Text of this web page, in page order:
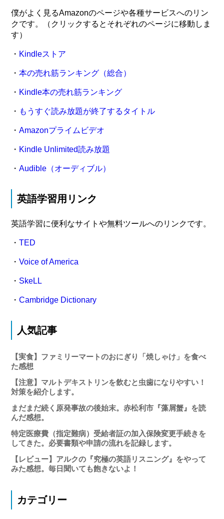
僕がよく見るAmazonのページや各種サービスへのリン
クです。（クリックするとそれぞれのページに移動しま
す）
・ Kindleストア
・本の売れ筋ランキング（総合）
・ Kindle本の売れ筋ランキング
・ もうすぐ読み放題が終了するタイトル
・Amazonプライムビデオ
・ Kindle Unlimited読み放題
・Audible（オーディブル）
英語学習用リンク
英語学習に便利なサイトや無料ツールへのリンクです。
・TED
・Voice of America
・ SkeLL
・Cambridge Dictionary
人気記事
【実食】ファミリーマートのおにぎり「焼しゃけ」を食べ
た感想
【注意】マルトデキストリンを飲むと虫歯になりやすい！
対策を紹介します。
まだまだ続く原発事故の後始末。赤松利市『藻屑蟹』を読
んだ感想。
特定医療費（指定難病）受給者証の加入保険変更手続きを
してきた。必要書類や申請の流れを記録します。
【レビュー】アルクの『究極の英語リスニング』をやって
みた感想。毎日聞いても飽きないよ！
カテゴリー